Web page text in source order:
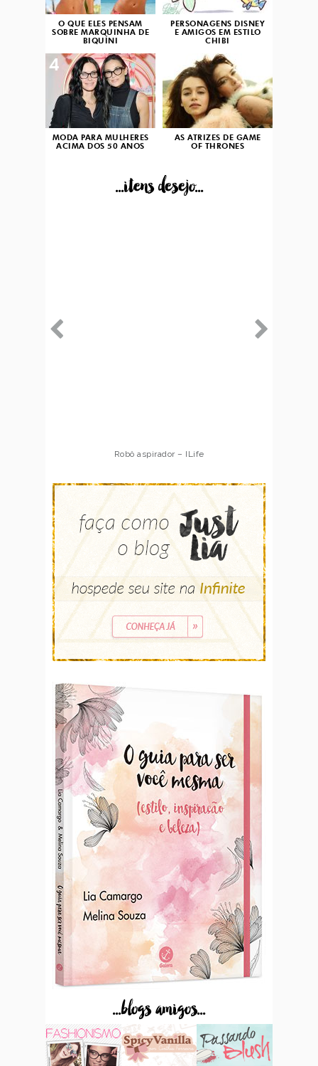
O QUE ELES PENSAM
SOBRE MARQUINHA DE
BIQUÍNI
PERSONAGENS DISNEY
E AMIGOS EM ESTILO
CHIBI
MODA PARA MULHERES
ACIMA DOS 50 ANOS
4
AS ATRIZES DE GAME
OF THRONES
...itens desejo...
Robô aspirador – ILife
...blogs amigos...